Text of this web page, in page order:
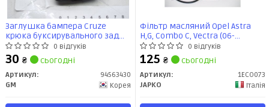
Заглушка бампера Cruze
крюка буксирувального зад
(94563430) GM0 відгуків
30 ₴ сьогодні
Артикул:
94563430
GM
Корея
Фільтр масляний Opel Astra
H,G, Combo C, Vectra (06-
14)/Chevrolet Aveo T300, Cruze,
Orlando, Tracker 1.4i (05-)(10-)
(1ECO073) JAPKO
0 відгуків
125 ₴ сьогодні
Артикул:
1ECO073
JAPKO
Італія